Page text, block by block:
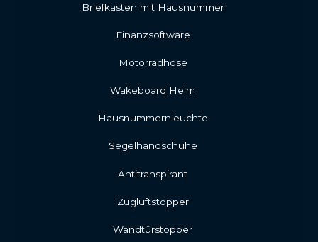
Briefkasten mit Hausnummer
Finanzsoftware
Motorradhose
Wakeboard Helm
Hausnummernleuchte
Segelhandschuhe
Antitranspirant
Zugluftstopper
Wandtürstopper